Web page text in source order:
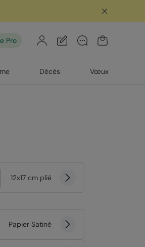
Pro
Décès Vœux
12x17 cm plié
Papier Satiné